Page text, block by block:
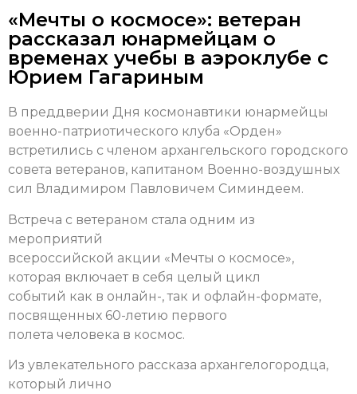
«Мечты о космосе»: ветеран
рассказал юнармейцам о
временах учебы в аэроклубе с
Юрием Гагариным
В преддверии Дня космонавтики юнармейцы
военно-патриотического клуба «Орден»
встретились с членом архангельского городского
совета ветеранов, капитаном Военно-воздушных
сил Владимиром Павловичем Симиндеем.
Встреча с ветераном стала одним из
мероприятий
всероссийской акции «Мечты о космосе»,
которая включает в себя целый цикл
событий как в онлайн-, так и офлайн-формате,
посвященных 60-летию первого
полета человека в космос.
Из увлекательного рассказа архангелогородца,
который лично